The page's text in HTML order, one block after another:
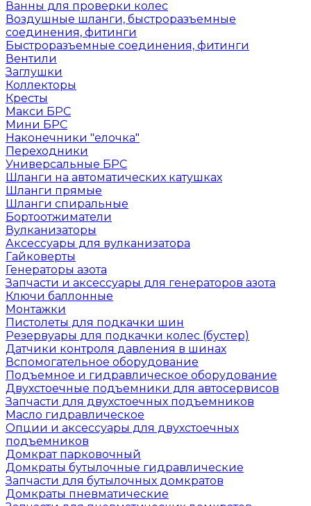
Ванны для проверки колес
Воздушные шланги, быстроразъемные
соединения, фитинги
Быстроразъемные соединения, фитинги
Вентили
Заглушки
Коллекторы
Кресты
Макси БРС
Мини БРС
Наконечники "елочка"
Переходники
Универсальные БРС
Шланги на автоматических катушках
Шланги прямые
Шланги спиральные
Бортоотжиматели
Вулканизаторы
Аксессуары для вулканизатора
Гайковерты
Генераторы азота
Запчасти и аксессуары для генераторов азота
Ключи баллонные
Монтажки
Пистолеты для подкачки шин
Резервуары для подкачки колес (бустер)
Датчики контроля давления в шинах
Вспомогательное оборудование
Подъемное и гидравлическое оборудование
Двухстоечные подъемники для автосервисов
Запчасти для двухстоечных подъемников
Масло гидравлическое
Опции и аксессуары для двухстоечных
подъемников
Домкрат парковочный
Домкраты бутылочные гидравлические
Запчасти для бутылочных домкратов
Домкраты пневматические